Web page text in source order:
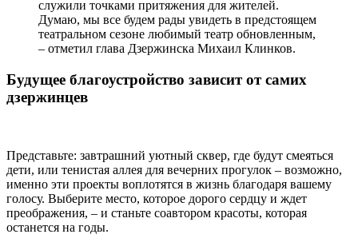
служили точками притяжения для жителей.
Думаю, мы все будем рады увидеть в предстоящем
театральном сезоне любимый театр обновленным,
– отметил глава Дзержинска Михаил Клинков.
Будущее благоустройство зависит от самих
дзержинцев
Представьте: завтрашний уютный сквер, где будут смеяться
дети, или тенистая аллея для вечерних прогулок – возможно,
именно эти проекты воплотятся в жизнь благодаря вашему
голосу. Выберите место, которое дорого сердцу и ждет
преображения, – и станьте соавтором красоты, которая
останется на годы.